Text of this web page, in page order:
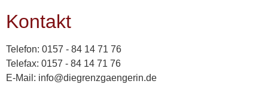
Kontakt
Telefon: 0157 - 84 14 71 76
Telefax: 0157 - 84 14 71 76
E-Mail: info@diegrenzgaengerin.de